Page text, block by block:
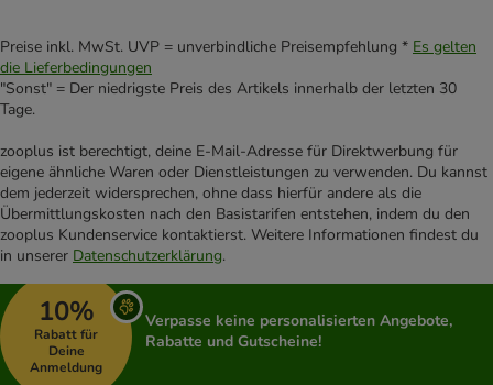
Preise inkl. MwSt. UVP = unverbindliche Preisempfehlung * Es gelten
die Lieferbedingungen
"Sonst" = Der niedrigste Preis des Artikels innerhalb der letzten 30
Tage.
zooplus ist berechtigt, deine E-Mail-Adresse für Direktwerbung für
eigene ähnliche Waren oder Dienstleistungen zu verwenden. Du kannst
dem jederzeit widersprechen, ohne dass hierfür andere als die
Übermittlungskosten nach den Basistarifen entstehen, indem du den
zooplus Kundenservice kontaktierst. Weitere Informationen findest du
in unserer Datenschutzerklärung.
10%
Rabatt für
Deine
Anmeldung
Verpasse keine personalisierten Angebote,
Rabatte und Gutscheine!